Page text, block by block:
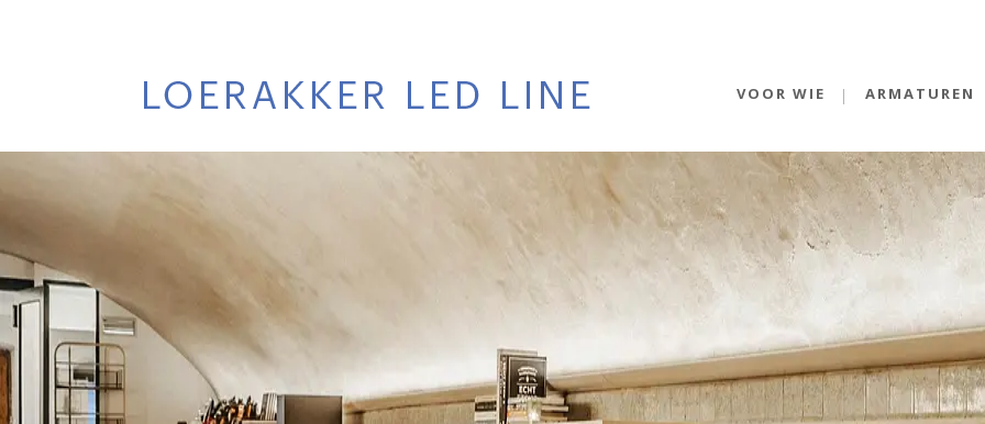
VOOR WIE ARMATUREN